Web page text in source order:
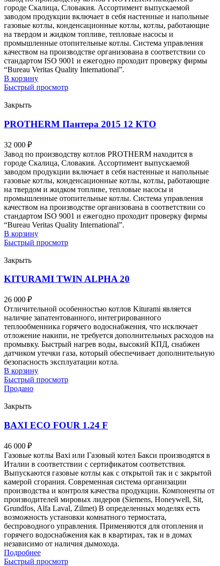
городе Скалица, Словакия. Ассортимент выпускаемой
заводом продукции включает в себя настенные и напольные
газовые котлы, конденсационные котлы, котлы, работающие
на твердом и жидком топливе, тепловые насосы и
промышленные отопительные котлы. Система управления
качеством на производстве организована в соответствии со
стандартом ISO 9001 и ежегодно проходит проверку фирмы
“Bureau Veritas Quality International”.
В корзину
Быстрый просмотр
Закрыть
PROTHERM Пантера 2015 12 КТО
32 000 ₽
Завод по производству котлов PROTHERM находится в
городе Скалица, Словакия. Ассортимент выпускаемой
заводом продукции включает в себя настенные и напольные
газовые котлы, конденсационные котлы, котлы, работающие
на твердом и жидком топливе, тепловые насосы и
промышленные отопительные котлы. Система управления
качеством на производстве организована в соответствии со
стандартом ISO 9001 и ежегодно проходит проверку фирмы
“Bureau Veritas Quality International”.
В корзину
Быстрый просмотр
Закрыть
KITURAMI TWIN ALPHA 20
26 000 ₽
Отличительной особенностью котлов Kiturami является
наличие запатентованного, интегрированного
теплообменника горячего водоснабжения, что исключает
отложение накипи, не требуется дополнительных расходов на
промывку. Быстрый нагрев воды, высокий КПД, снабжен
датчиком утечки газа, который обеспечивает дополнительную
безопасность эксплуатации котла.
В корзину
Быстрый просмотр
Продано
Закрыть
BAXI ECO FOUR 1.24 F
46 000 ₽
Газовые котлы Baxi или Газовый котел Бакси производятся в
Италии в соответствии с сертификатом соответствия.
Выпускаются газовые котлы как с открытой так и с закрытой
камерой сгорания. Современная система организации
производства и контроля качества продукции. Компоненты от
производителей мировых лидеров (Siemens, Honeywell, Sit,
Grundfos, Alfa Laval, Zilmet) В определенных моделях есть
возможность установки комнатного термостата,
беспроводного управления. Применяются для отопления и
горячего водоснабжения как в квартирах, так и в домах
независимо от наличия дымохода.
Подробнее
Быстрый просмотр